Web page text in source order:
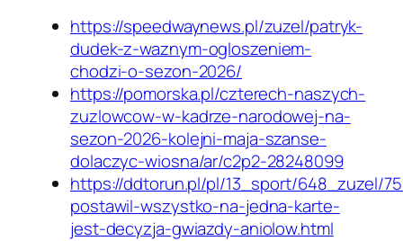
https://speedwaynews.pl/zuzel/patryk-
dudek-z-waznym-ogloszeniem-
chodzi-o-sezon-2026/
https://pomorska.pl/czterech-naszych-
zuzlowcow-w-kadrze-narodowej-na-
sezon-2026-kolejni-maja-szanse-
dolaczyc-wiosna/ar/c2p2-28248099
https://ddtorun.pl/pl/13_sport/648_zuzel/
postawil-wszystko-na-jedna-karte-
jest-decyzja-gwiazdy-aniolow.html